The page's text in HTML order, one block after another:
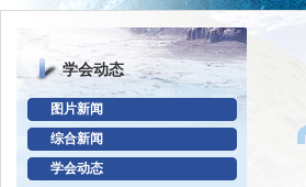
学会动态
图片新闻
综合新闻
学会动态